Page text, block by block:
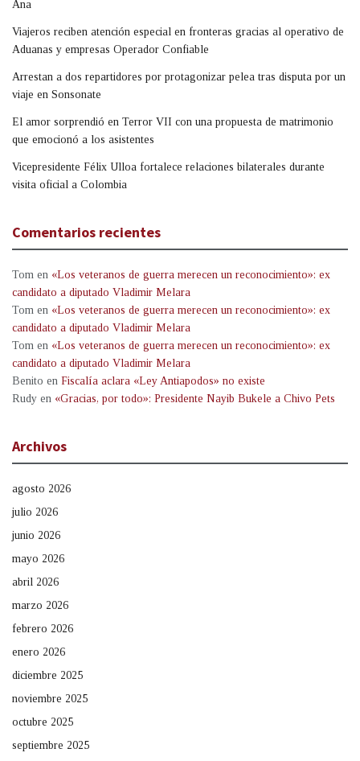
Ana
Viajeros reciben atención especial en fronteras gracias al operativo de
Aduanas y empresas Operador Confiable
Arrestan a dos repartidores por protagonizar pelea tras disputa por un
viaje en Sonsonate
El amor sorprendió en Terror VII con una propuesta de matrimonio
que emocionó a los asistentes
Vicepresidente Félix Ulloa fortalece relaciones bilaterales durante
visita oficial a Colombia
Comentarios recientes
Tom en «Los veteranos de guerra merecen un reconocimiento»: ex
candidato a diputado Vladimir Melara
Tom en «Los veteranos de guerra merecen un reconocimiento»: ex
candidato a diputado Vladimir Melara
Tom en «Los veteranos de guerra merecen un reconocimiento»: ex
candidato a diputado Vladimir Melara
Benito en Fiscalía aclara «Ley Antiapodos» no existe
Rudy en «Gracias, por todo»: Presidente Nayib Bukele a Chivo Pets
Archivos
agosto 2026
julio 2026
junio 2026
mayo 2026
abril 2026
marzo 2026
febrero 2026
enero 2026
diciembre 2025
noviembre 2025
octubre 2025
septiembre 2025